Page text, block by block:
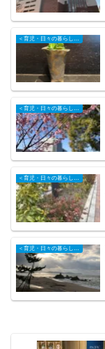
＜育児・日々の暮らしの記録＞
＜育児・日々の暮らしの記録＞